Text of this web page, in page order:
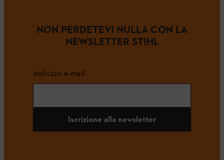
NON PERDETEVI NULLA CON LA
NEWSLETTER STIHL
Indirizzo e-mail
Iscrizione alla newsletter